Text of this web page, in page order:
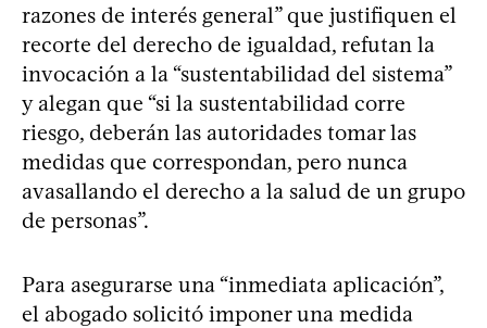
razones de interés general” que justifiquen el
recorte del derecho de igualdad, refutan la
invocación a la “sustentabilidad del sistema”
y alegan que “si la sustentabilidad corre
riesgo, deberán las autoridades tomar las
medidas que correspondan, pero nunca
avasallando el derecho a la salud de un grupo
de personas”.
Para asegurarse una “inmediata aplicación”,
el abogado solicitó imponer una medida